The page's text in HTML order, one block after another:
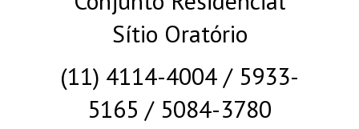
Sítio Oratório
(11) 4114-4004 / 5933-
5165 / 5084-3780